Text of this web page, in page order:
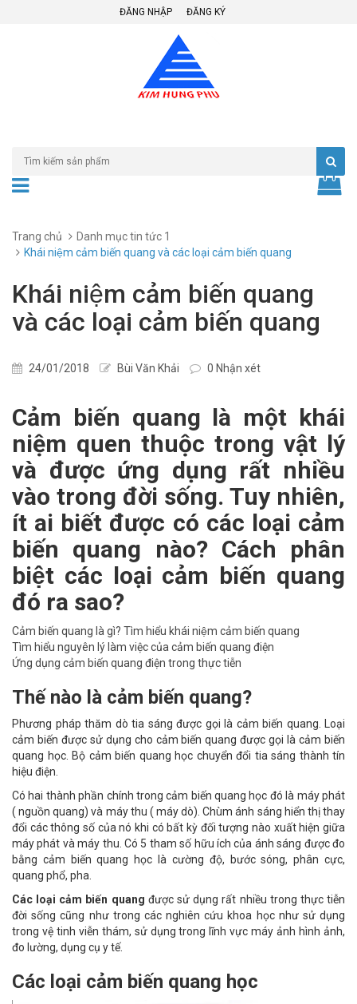
ĐĂNG NHẬP ĐĂNG KÝ
Trang chủ
Danh mục tin tức 1
Khái niệm cảm biến quang và các loại cảm biến quang
Khái niệm cảm biến quang
và các loại cảm biến quang
24/01/2018 Bùi Văn Khải 0 Nhận xét
Cảm biến quang là một khái
niệm quen thuộc trong vật lý
và được ứng dụng rất nhiều
vào trong đời sống. Tuy nhiên,
ít ai biết được có các loại cảm
biến quang nào? Cách phân
biệt các loại cảm biến quang
đó ra sao?
Cảm biến quang là gì? Tìm hiểu khái niệm cảm biến quang
Tìm hiểu nguyên lý làm việc của cảm biến quang điện
Ứng dụng cảm biến quang điện trong thực tiễn
Thế nào là cảm biến quang?
Phương pháp thăm dò tia sáng được gọi là cảm biến quang. Loại
cảm biến được sử dụng cho cảm biến quang được gọi là cảm biến
quang học. Bộ cảm biến quang học chuyển đổi tia sáng thành tín
hiệu điện.
Có hai thành phần chính trong cảm biến quang học đó là máy phát
( nguồn quang) và máy thu ( máy dò). Chùm ánh sáng hiển thị thay
đổi các thông số của nó khi có bất kỳ đối tượng nào xuất hiện giữa
máy phát và máy thu. Có 5 tham số hữu ích của ánh sáng được đo
bằng cảm biến quang học là cường độ, bước sóng, phân cực,
quang phổ, pha.
Các loại cảm biến quang được sử dụng rất nhiều trong thực tiễn
đời sống cũng như trong các nghiên cứu khoa học như sử dụng
trong vệ tinh viễn thám, sử dụng trong lĩnh vực máy ảnh hình ảnh,
đo lường, dụng cụ y tế.
Các loại cảm biến quang học